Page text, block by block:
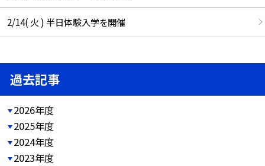
2/14( 火 ) 半日体験入学を開催
過去記事
2026年度
2025年度
2024年度
2023年度